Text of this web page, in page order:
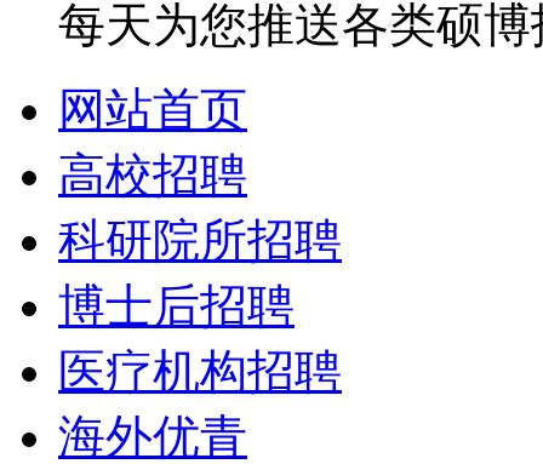
每天为您推送各类硕
网站首页
高校招聘
科研院所招聘
博士后招聘
医疗机构招聘
海外优青